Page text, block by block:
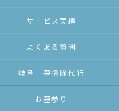
サービス実績
よくある質問
岐阜 墓掃除代行
お墓参り